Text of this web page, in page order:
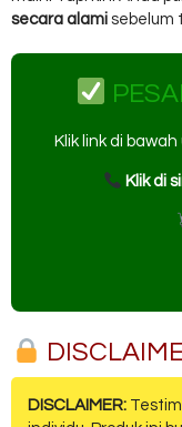
secara alami sebelum
Klik link di
Klik di
DISCLAIMER: